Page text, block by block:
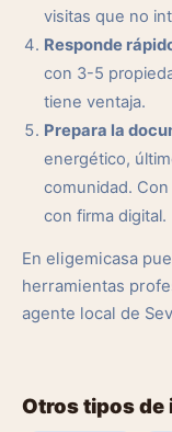
visitas que no
Responde
con 3-5
tiene ventaja.
Prepara la
energético,
comunidad.
con firma digital.
En eligemicasa
herramientas
agente local de
Otros tipos de